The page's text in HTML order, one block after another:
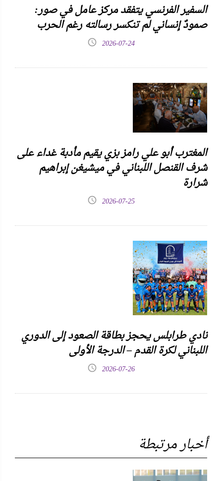
السفير الفرنسي يتفقد مركز عامل في صور:
صمودٌ إنساني لم تنكسر رسالته رغم الحرب
2026-07-24
المغترب أبو علي رامز بزي يقيم مأدبة غداء على
شرف القنصل اللبناني في ميشيغن إبراهيم
شرارة
2026-07-25
نادي طرابلس يحجز بطاقة الصعود إلى الدوري
اللبناني لكرة القدم – الدرجة الأولى
2026-07-26
أخبار مرتبطة